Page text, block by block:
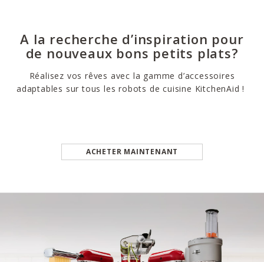
A la recherche d’inspiration pour
de nouveaux bons petits plats?
Réalisez vos rêves avec la gamme d’accessoires
adaptables sur tous les robots de cuisine KitchenAid !
ACHETER MAINTENANT